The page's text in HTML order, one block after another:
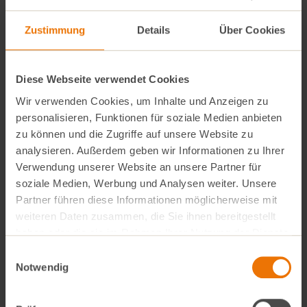
Zustimmung Details Über Cookies
Diese Webseite verwendet Cookies
Wir verwenden Cookies, um Inhalte und Anzeigen zu
personalisieren, Funktionen für soziale Medien anbieten
zu können und die Zugriffe auf unsere Website zu
analysieren. Außerdem geben wir Informationen zu Ihrer
Verwendung unserer Website an unsere Partner für
soziale Medien, Werbung und Analysen weiter. Unsere
Partner führen diese Informationen möglicherweise mit
weiteren Daten zusammen, die Sie ihnen bereitgestellt
haben oder die sie im Rahmen Ihrer Nutzung der Dienste
Notwendig
VollCorner Märkte einen Pfandautomaten dafür.
In diesen 9 Märkten gibt es
Pfandautomaten
Alle VollCorner Pfandautomaten nehmen auch die
teilnehmenden Produkte zur reo Kosmetikrückgabe:
VollCorner Biomarkt Allach · Franz-Nißl-Str. 41
VollCorner Biomarkt Neubiberg · Hauptstr. 19
VollCorner Biomarkt Obermenzing · Pasing Kaspar-
Kerll-Straße 47
VollCorner Biomarkt Gauting · Leutstettener Str. 2
VollCorner Biomarkt Schwanthalerhöhe ·